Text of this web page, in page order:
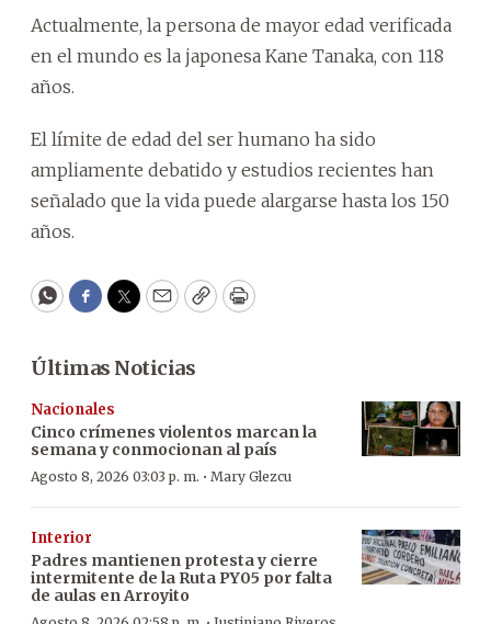
Actualmente, la persona de mayor edad verificada
en el mundo es la japonesa Kane Tanaka, con 118
años.
El límite de edad del ser humano ha sido
ampliamente debatido y estudios recientes han
señalado que la vida puede alargarse hasta los 150
años.
WhatsApp
Facebook
Twitter
EmailCopyPrint
Últimas Noticias
Nacionales
Cinco crímenes violentos marcan la
semana y conmocionan al país
Agosto 8, 2026 03:03 p. m. · Mary Glezcu
Interior
Padres mantienen protesta y cierre
intermitente de la Ruta PY05 por falta
de aulas en Arroyito